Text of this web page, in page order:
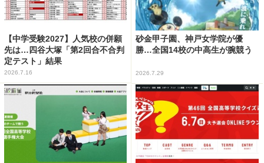
【中学受験2027】人気校の併願
先は…四谷大塚「第2回合不合判
定テスト」結果
2026.7.16
砂金甲子園、神戸女学院が優
勝…全国14校の中高生が腕競う
2026.7.29